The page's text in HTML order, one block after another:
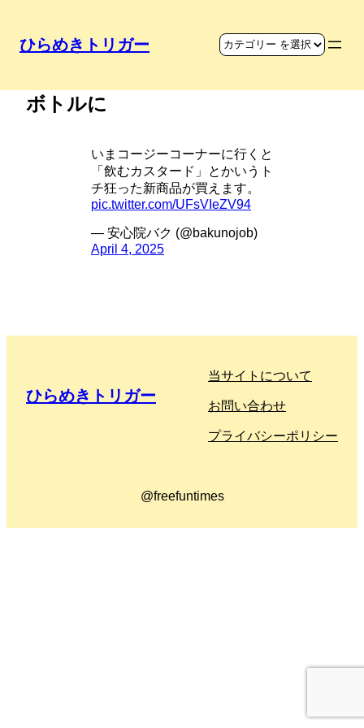
ひらめきトリガー
ボトルに
いまコージーコーナーに行くと
「飲むカスタード」とかいうト
チ狂った新商品が買えます。
pic.twitter.com/UFsVIeZV94
— 安心院バク (@bakunojob)
April 4, 2025
ひらめきトリガー
当サイトについて
お問い合わせ
プライバシーポリシー
@freefuntimes